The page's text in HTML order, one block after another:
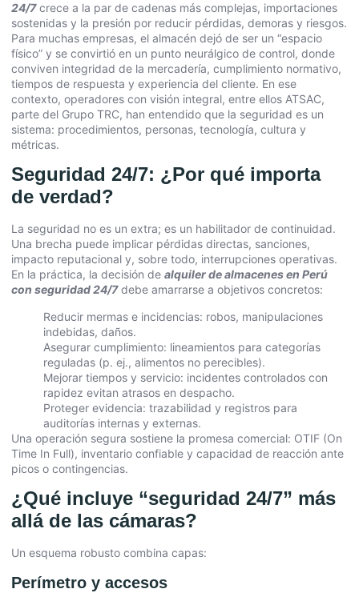
24/7crece a la par de cadenas más complejas, importaciones
sostenidas y la presión por reducir pérdidas, demoras y riesgos.
Para muchas empresas, el almacén dejó de ser un “espacio
físico” y se convirtió en un punto neurálgico de control, donde
conviven integridad de la mercadería, cumplimiento normativo,
tiempos de respuesta y experiencia del cliente. En ese
contexto, operadores con visión integral, entre ellos ATSAC,
parte del Grupo TRC, han entendido que la seguridad es un
sistema: procedimientos, personas, tecnología, cultura y
métricas.
Seguridad 24/7: ¿Por qué importa
de verdad?
La seguridad no es un extra; es un habilitador de continuidad.
Una brecha puede implicar pérdidas directas, sanciones,
impacto reputacional y, sobre todo, interrupciones operativas.
En la práctica, la decisión de alquiler de almacenes en Perú
con seguridad 24/7debe amarrarse a objetivos concretos:
Reducir mermas e incidencias: robos, manipulaciones
indebidas, daños.
Asegurar cumplimiento: lineamientos para categorías
reguladas (p. ej., alimentos no perecibles).
Mejorar tiempos y servicio: incidentes controlados con
rapidez evitan atrasos en despacho.
Proteger evidencia: trazabilidad y registros para
auditorías internas y externas.
Una operación segura sostiene la promesa comercial: OTIF (On
Time In Full), inventario confiable y capacidad de reacción ante
picos o contingencias.
¿Qué incluye “seguridad 24/7” más
allá de las cámaras?
Un esquema robusto combina capas:
Perímetro y accesos